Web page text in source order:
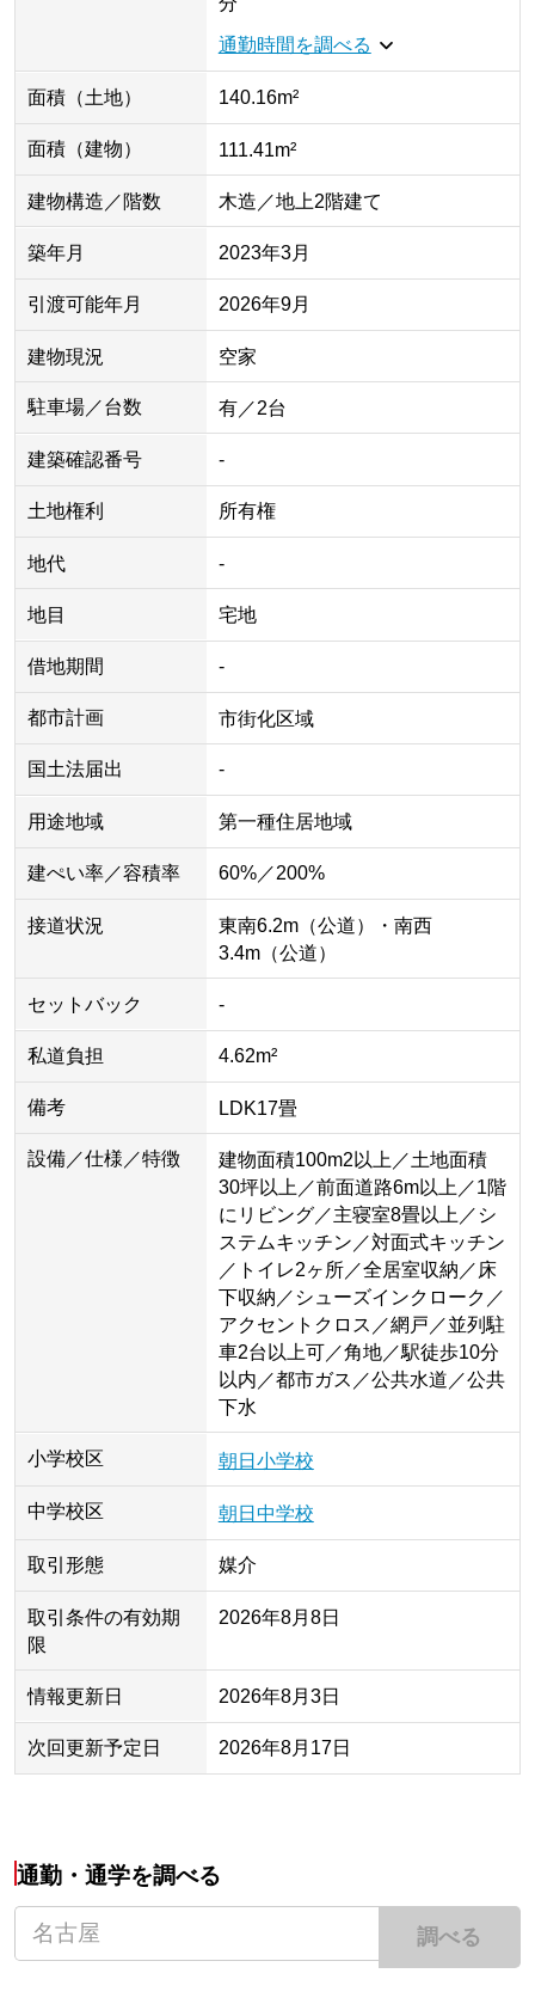
通勤時間を調べる
面積（土地） 140.16m²
面積（建物） 111.41m²
建物構造／階数 木造／地上2階建て
築年月 2023年3月
引渡可能年月 2026年9月
建物現況 空家
駐車場／台数 有／2台
建築確認番号 -
土地権利 所有権
地代 -
地目 宅地
借地期間 -
都市計画 市街化区域
国土法届出 -
用途地域 第一種住居地域
建ぺい率／容積率 60%／200%
接道状況
東南6.2m（公道）・南西
3.4m（公道）
セットバック -
私道負担 4.62m²
備考 LDK17畳
設備／仕様／特徴
建物面積100m2以上／土地面積
30坪以上／前面道路6m以上／1階
にリビング／主寝室8畳以上／シ
ステムキッチン／対面式キッチン
／トイレ2ヶ所／全居室収納／床
下収納／シューズインクローク／
アクセントクロス／網戸／並列駐
車2台以上可／角地／駅徒歩10分
以内／都市ガス／公共水道／公共
下水
小学校区 朝日小学校
中学校区 朝日中学校
取引形態 媒介
取引条件の有効期
限
2026年8月8日
情報更新日 2026年8月3日
次回更新予定日 2026年8月17日
通勤・通学を調べる
調べる